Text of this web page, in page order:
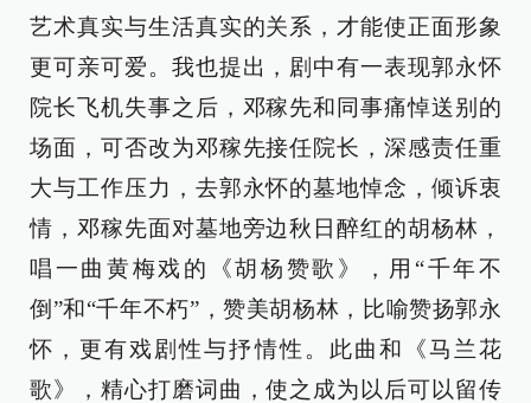
艺术真实与生活真实的关系，才能使正面形象
更可亲可爱。我也提出，剧中有一表现郭永怀
院长飞机失事之后，邓稼先和同事痛悼送别的
场面，可否改为邓稼先接任院长，深感责任重
大与工作压力，去郭永怀的墓地悼念，倾诉衷
情，邓稼先面对墓地旁边秋日醉红的胡杨林，
唱一曲黄梅戏的《胡杨赞歌》，用“千年不
倒”和“千年不朽”，赞美胡杨林，比喻赞扬郭永
怀，更有戏剧性与抒情性。此曲和《马兰花
歌》，精心打磨词曲，使之成为以后可以留传